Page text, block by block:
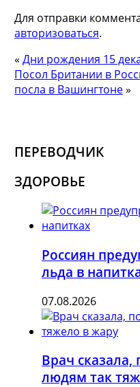
Для отправки
авторизоваться.
« Дни рождения 15
Посол Британии в
посла в Вашингтоне»
ПЕРЕВОДЧИК
ЗДОРОВЬЕ
Россиян
льда в
07.08.2026
Врач сказала,
людям так